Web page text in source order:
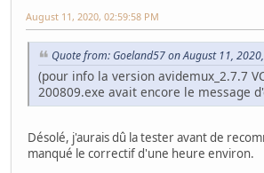
August 11, 2020, 02:59:58 PM
Quote from: Goeland57 on August 11,
(pour info la version avidemux_2.7.7
200809.exe avait encore le message
Désolé, j'aurais dû la tester avant de
manqué le correctif d'une heure environ.